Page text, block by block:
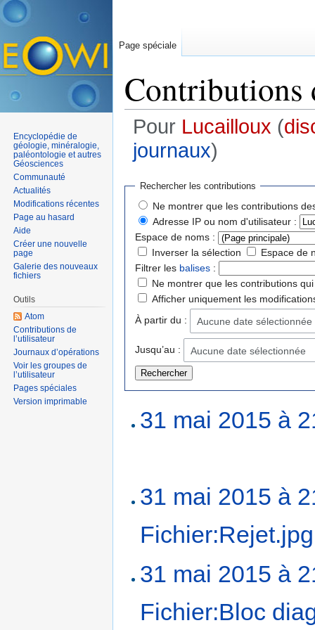
Contributions
Pour Lucailloux (
journaux)
Rechercher les contributions
Ne montrer que les contributions
Adresse IP ou nom d'utilisateur :
Espace de noms :
Inverser la sélection
Espace de
Filtrer les balises :
Ne montrer que les contributions
Afficher uniquement les
À partir du :
Aucune date sélectionnée
Jusqu’au : Aucune date sélectionnée
31 mai 2015 à
31 mai 2015 à
Fichier:Rejet.jpg
31 mai 2015 à
Fichier:Bloc
Page spéciale
Encyclopédie de
géologie, minéralogie,
paléontologie et autres
Géosciences
Communauté
Actualités
Modifications récentes
Page au hasard
Aide
Créer une nouvelle
page
Galerie des nouveaux
fichiers
Outils
Atom
Contributions de
l’utilisateur
Journaux d’opérations
Voir les groupes de
l’utilisateur
Pages spéciales
Version imprimable